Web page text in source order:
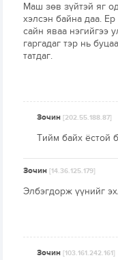
Маш зөв зүйтэй яг
хэлсэн байна даа.
сайн яваа нэгийгээ
гаргадаг тэр нь
татдаг.
Зочин[202.55.188.87]
Тийм байх ёстой
Зочин[14.36.125.179]
Элбэгдорж үүнийг
Зочин[103.161.242.161]